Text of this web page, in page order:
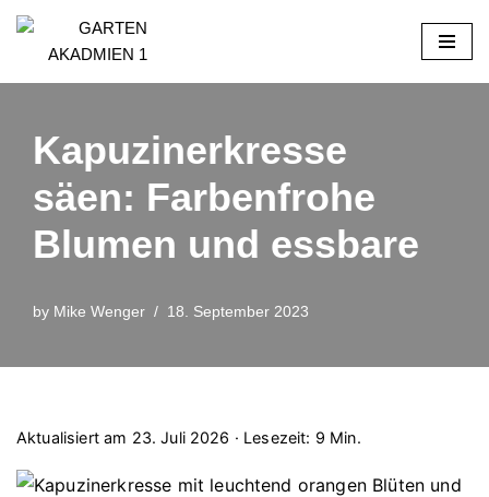
to
Kapuzinerkresse
säen: Farbenfrohe
Blumen und essbare
by Mike Wenger 18. September 2023
Aktualisiert am 23. Juli 2026 · Lesezeit: 9 Min.